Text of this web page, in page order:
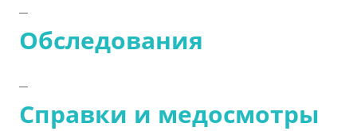
Обследования
Справки и медосмотры